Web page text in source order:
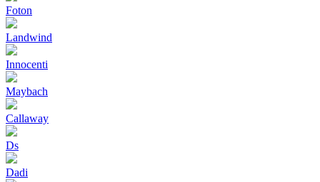
Foton
Landwind
Innocenti
Maybach
Callaway
Ds
Dadi